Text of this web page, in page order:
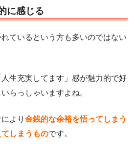
に感じる
ているという方も多いのではない
生充実してます」感が魅力的で好
らっしゃいますよね。
より 金銭的な余裕を悟ってしまう
しまうものです。